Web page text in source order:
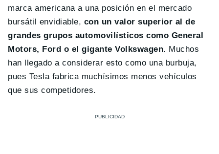
marca americana a una posición en el mercado
bursátil envidiable, con un valor superior al de
grandes grupos automovilísticos como General
Motors, Ford o el gigante Volkswagen. Muchos
han llegado a considerar esto como una burbuja,
pues Tesla fabrica muchísimos menos vehículos
que sus competidores.